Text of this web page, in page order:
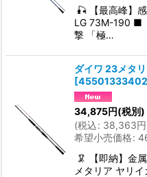
🎣 【最高峰】
LG 73M-190 ■
撃 「極…
ダイワ 23メタ
[
34,875円(税別)
(税込: 38,363円
希望小売価格:
🦑 【即納】金
メタリア ヤリ